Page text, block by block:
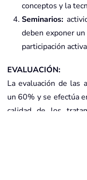
conceptos y la
Seminarios:
deben exponer
participación
EVALUACIÓN:
La evaluación de las
un 60% y se efectúa
calidad de los